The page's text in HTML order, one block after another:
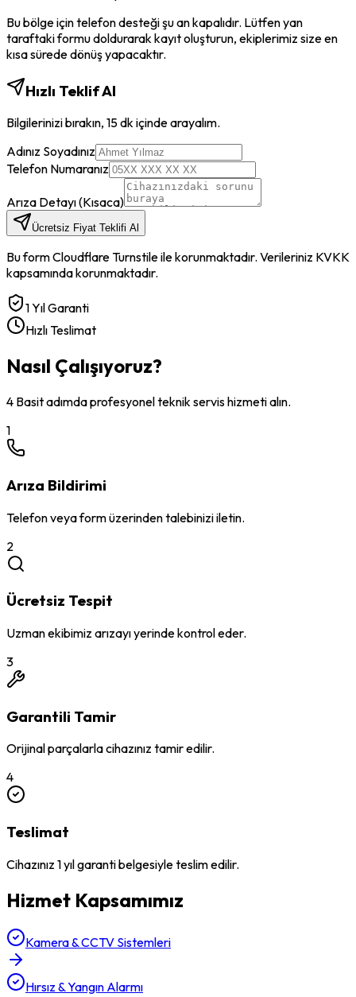
Bu bölge için telefon desteği şu an kapalıdır. Lütfen yan
taraftaki formu doldurarak kayıt oluşturun, ekiplerimiz size en
kısa sürede dönüş yapacaktır.
Hızlı Teklif Al
Bilgilerinizi bırakın, 15 dk içinde arayalım.
Adınız Soyadınız
Telefon Numaranız
Arıza Detayı (Kısaca)
Ücretsiz Fiyat Teklifi Al
Bu form Cloudflare Turnstile ile korunmaktadır. Verileriniz KVKK
kapsamında korunmaktadır.
1 Yıl Garanti
Hızlı Teslimat
Nasıl Çalışıyoruz?
4 Basit adımda profesyonel teknik servis hizmeti alın.
1
Arıza Bildirimi
Telefon veya form üzerinden talebinizi iletin.
2
Ücretsiz Tespit
Uzman ekibimiz arızayı yerinde kontrol eder.
3
Garantili Tamir
Orijinal parçalarla cihazınız tamir edilir.
4
Teslimat
Cihazınız 1 yıl garanti belgesiyle teslim edilir.
Hizmet Kapsamımız
Kamera & CCTV Sistemleri
Hırsız & Yangın Alarmı